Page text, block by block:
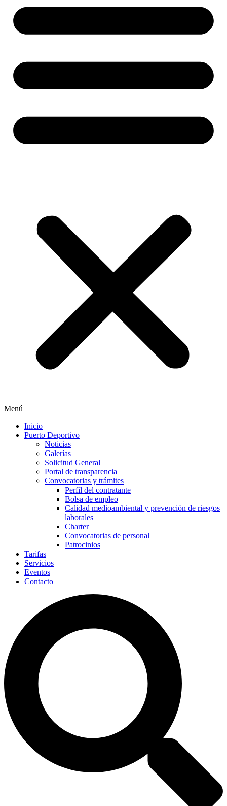
Menú
Inicio
Puerto Deportivo
Noticias
Galerías
Solicitud General
Portal de transparencia
Convocatorias y trámites
Perfil del contratante
Bolsa de empleo
Calidad medioambiental y prevención de riesgos
laborales
Charter
Convocatorias de personal
Patrocinios
Tarifas
Servicios
Eventos
Contacto